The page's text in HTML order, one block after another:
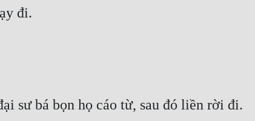
đi.
sư bá bọn họ cáo từ, sau đó liền rời đi.